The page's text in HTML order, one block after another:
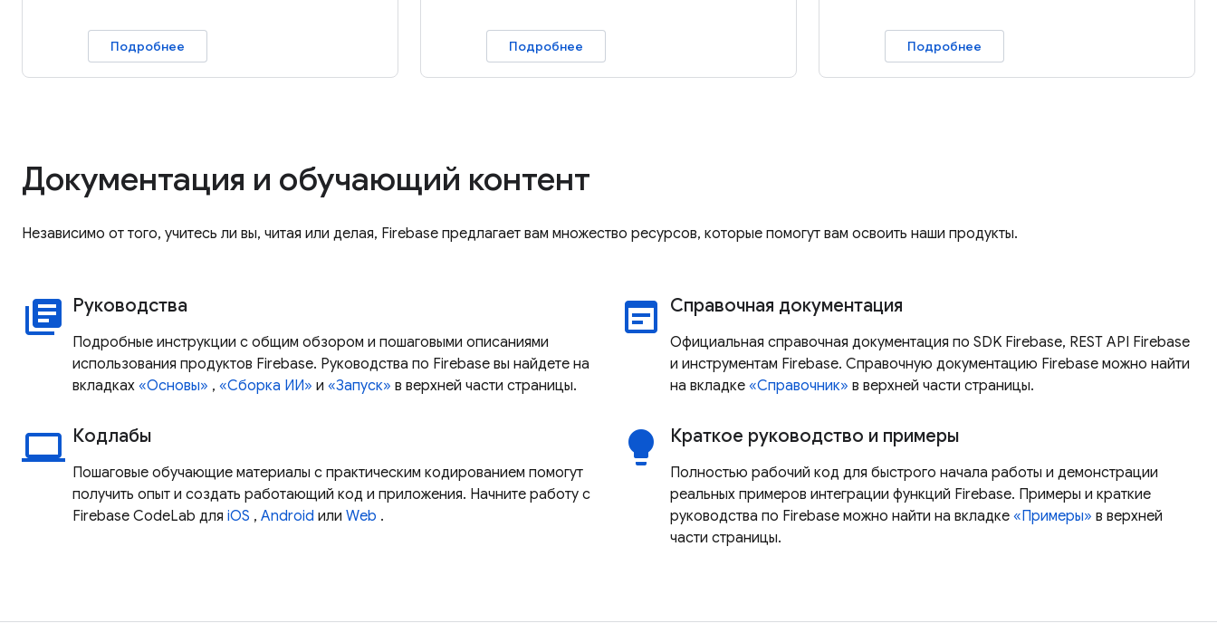
Подробнее Подробнее Подробнее
Документация и обучающий контент
Независимо от того, учитесь ли вы, читая или делая, Firebase предлагает вам множество ресурсов, которые помогут вам освоить наши продукты.
library_books Руководства
Подробные инструкции с общим обзором и пошаговыми описаниями
использования продуктов Firebase. Руководства по Firebase вы найдете на
вкладках «Основы» , «Сборка ИИ» и «Запуск» в верхней части страницы.
laptop Кодлабы
Пошаговые обучающие материалы с практическим кодированием помогут
получить опыт и создать работающий код и приложения. Начните работу с
Firebase CodeLab для iOS , Android или Web .
wysiwyg Справочная документация
Официальная справочная документация по SDK Firebase, REST API Firebase
и инструментам Firebase. Справочную документацию Firebase можно найти
на вкладке «Справочник» в верхней части страницы.
lightbulb Краткое руководство и примеры
Полностью рабочий код для быстрого начала работы и демонстрации
реальных примеров интеграции функций Firebase. Примеры и краткие
руководства по Firebase можно найти на вкладке «Примеры» в верхней
части страницы.